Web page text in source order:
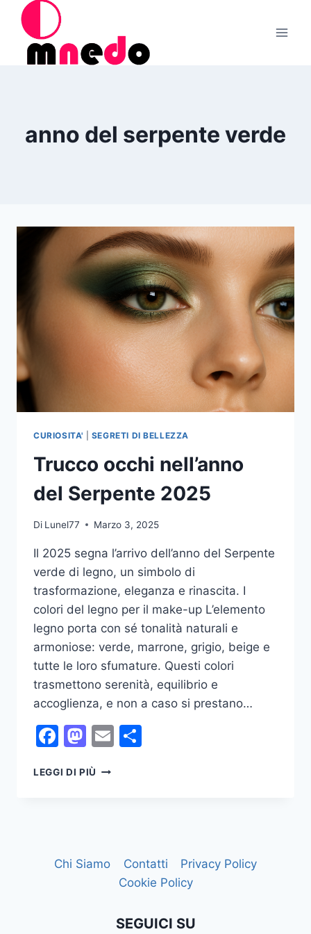
Salta
contenuto
anno del serpente verde
CURIOSITA' SEGRETI DI BELLEZZA
Trucco occhi nell’anno
del Serpente 2025
Di Lunel77 Marzo 3, 2025
Il 2025 segna l’arrivo dell’anno del Serpente
verde di legno, un simbolo di
trasformazione, eleganza e rinascita. I
colori del legno per il make-up L’elemento
legno porta con sé tonalità naturali e
armoniose: verde, marrone, grigio, beige e
tutte le loro sfumature. Questi colori
trasmettono serenità, equilibrio e
accoglienza, e non a caso si prestano…
Facebook
Mastodon
Email
LEGGI DI PIÙ TRUCCO
Chi Siamo Contatti
Privacy Policy
Cookie Policy
SEGUICI SU